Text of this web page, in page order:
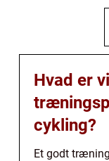
Hvad er
cykling?
Et godt